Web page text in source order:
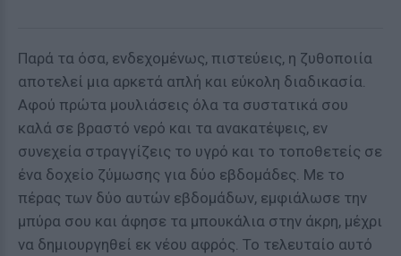
Παρά τα όσα, ενδεχομένως, πιστεύεις, η ζυθοποιία
αποτελεί μια αρκετά απλή και εύκολη διαδικασία.
Αφού πρώτα μουλιάσεις όλα τα συστατικά σου
καλά σε βραστό νερό και τα ανακατέψεις, εν
συνεχεία στραγγίζεις το υγρό και το τοποθετείς σε
ένα δοχείο ζύμωσης για δύο εβδομάδες. Με το
πέρας των δύο αυτών εβδομάδων, εμφιάλωσε την
μπύρα σου και άφησε τα μπουκάλια στην άκρη, μέχρι
να δημιουργηθεί εκ νέου αφρός. Το τελευταίο αυτό